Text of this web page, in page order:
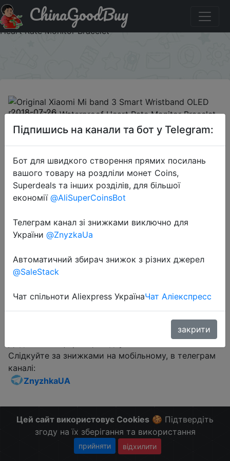
Паридбати з промокодом mibband3 Original Xiaomi Mi
band 3 Smart Wristband OLED Display 50M Waterproof
Heart Rate Monitor Bracelet
ChinaGoodBuy
2018-07-26
Original Xiaomi Mi band 3 Smart
Wristband OLED Display 50M
Waterproof Heart Rate Monitor
Bracelet
$26.39
Перейти до магазину
Слідкуйте за знижками на мобільному, в телеграм
каналі:
ZnyzhkaUA
Цей сайт використовує Cookies 🍪 Підтвердіть
згоду на їх зберігання та використання
прийняти відхилити
Підпишись на канали та бот у Telegram:
Бот для швидкого створення прямих посилань
вашого товару на роздліли монет Coins,
Superdeals та інших розділів, для більшої
економії @AliSuperCoinsBot
Телеграм канал зі знижками виключно для
України @ZnyzkaUa
Автоматичний збирач знижок з різних джерел
@SaleStack
Чат спільноти Aliexpress УкраїнаЧат Аліекспресс
закрити